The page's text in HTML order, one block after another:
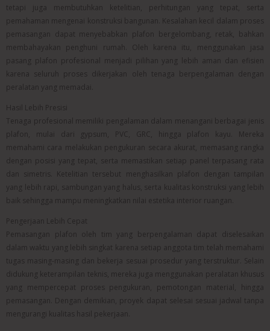
tetapi juga membutuhkan ketelitian, perhitungan yang tepat, serta
pemahaman mengenai konstruksi bangunan. Kesalahan kecil dalam proses
pemasangan dapat menyebabkan plafon bergelombang, retak, bahkan
membahayakan penghuni rumah. Oleh karena itu, menggunakan jasa
pasang plafon profesional menjadi pilihan yang lebih aman dan efisien
karena seluruh proses dikerjakan oleh tenaga berpengalaman dengan
peralatan yang memadai.
Hasil Lebih Presisi
Tenaga profesional memiliki pengalaman dalam menangani berbagai jenis
plafon, mulai dari gypsum, PVC, GRC, hingga plafon kayu. Mereka
memahami cara melakukan pengukuran secara akurat, memasang rangka
dengan posisi yang tepat, serta memastikan setiap panel terpasang rata
dan simetris. Ketelitian tersebut menghasilkan plafon dengan tampilan
yang lebih rapi, sambungan yang halus, serta kualitas konstruksi yang lebih
baik sehingga mampu meningkatkan nilai estetika interior ruangan.
Pengerjaan Lebih Cepat
Pemasangan plafon oleh tim yang berpengalaman dapat diselesaikan
dalam waktu yang lebih singkat karena setiap anggota tim telah memahami
tugas masing-masing dan bekerja sesuai prosedur yang terstruktur. Selain
didukung keterampilan teknis, mereka juga menggunakan peralatan khusus
yang mempercepat proses pengukuran, pemotongan material, hingga
pemasangan. Dengan demikian, proyek dapat selesai sesuai jadwal tanpa
mengurangi kualitas hasil pekerjaan.